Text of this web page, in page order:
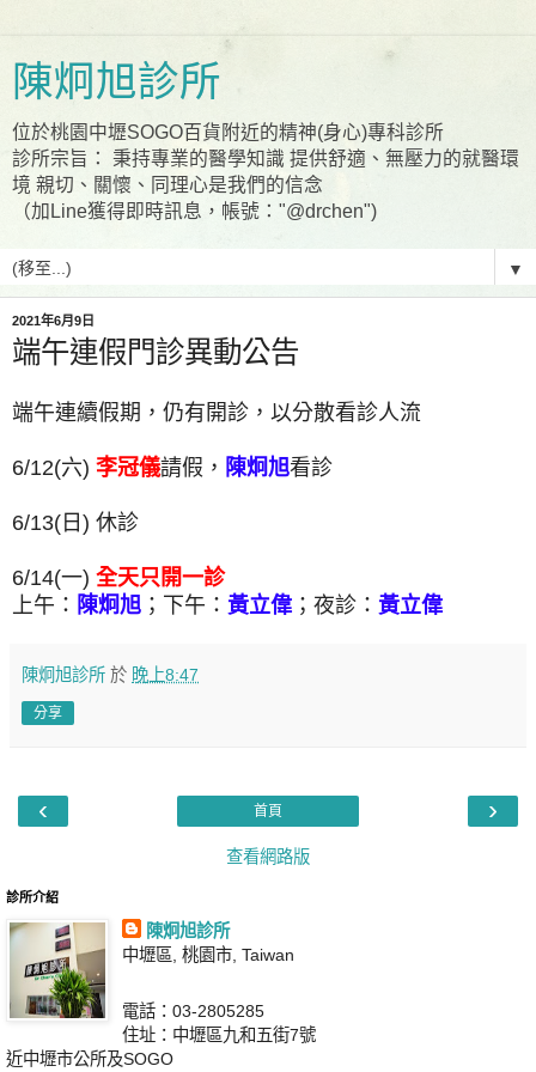
陳炯旭診所
位於桃園中壢SOGO百貨附近的精神(身心)專科診所
診所宗旨： 秉持專業的醫學知識 提供舒適、無壓力的就醫環
境 親切、關懷、同理心是我們的信念
（加Line獲得即時訊息，帳號："@drchen")
▼
2021年6月9日
端午連假門診異動公告
端午連續假期，仍有開診，以分散看診人流
6/12(六) 李冠儀請假， 陳炯旭看診
6/13(日) 休診
6/14(一) 全天只開一診
上午： 陳炯旭 ；下午： 黃立偉 ；夜診： 黃立偉
陳炯旭診所 於 晚上8:47
分享
‹ ›
首頁
查看網路版
診所介紹
陳炯旭診所
中壢區, 桃園市, Taiwan
電話：03-2805285
住址：中壢區九和五街7號
近中壢市公所及SOGO